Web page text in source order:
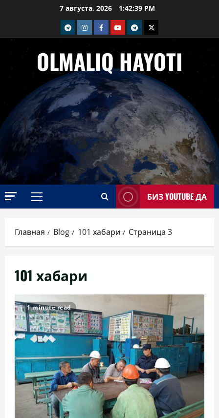
7 августа, 2026 1:42:40 PM
telegramInstagramFacebook
Youtubetelegram+
Twitter
OLMALIQ HAYOTI
Основное
БИЗ YOUTUBE ДА
Главная Blog 101 хабари Страница 3
101 хабари
1 minute read